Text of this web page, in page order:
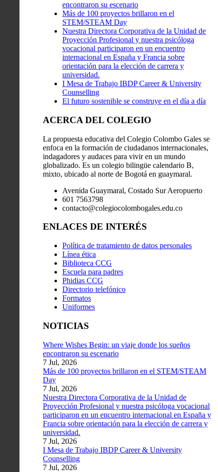
encontraron su escenario
Más de 100 proyectos brillaron en el
STEM/STEAM Day
Nuestra Directora Corporativa de la Unidad de
Proyección Profesional y nuestra psicóloga
vocacional participaron en un encuentro
internacional en España y Francia sobre
orientación para la elección de carrera y
universidad.
I Mesa de Trabajo IBDP Career & University
Counselling
El futuro sostenible se construye en el día a día
ACERCA DEL COLEGIO
La propuesta educativa del Colegio Colombo Gales se
enfoca en la formación de ciudadanos internacionales,
indagadores y audaces para vivir en un mundo
globalizado. Es un colegio bilingüe calendario B,
mixto, ubicado al norte de Bogotá en guaymaral.
Avenida Guaymaral, Costado Sur Aeropuerto
601 7563798
contacto@colegiocolombogales.edu.co
ENLACES DE INTERÉS
Política de tratamiento de datos personales
Línea ética
Biblioteca CCG
Escuela para padres
Phidias CCG
Directorio telefónico
Formatos
Uniformes
NOTICIAS
Where Wishes Begin: un viaje donde los sueños
encontraron su escenario
7 Jul, 2026
Más de 100 proyectos brillaron en el STEM/STEAM
Day
7 Jul, 2026
Nuestra Directora Corporativa de la Unidad de
Proyección Profesional y nuestra psicóloga vocacional
participaron en un encuentro internacional en España y
Francia sobre orientación para la elección de carrera y
universidad.
7 Jul, 2026
I Mesa de Trabajo IBDP Career & University
Counselling
7 Jul, 2026